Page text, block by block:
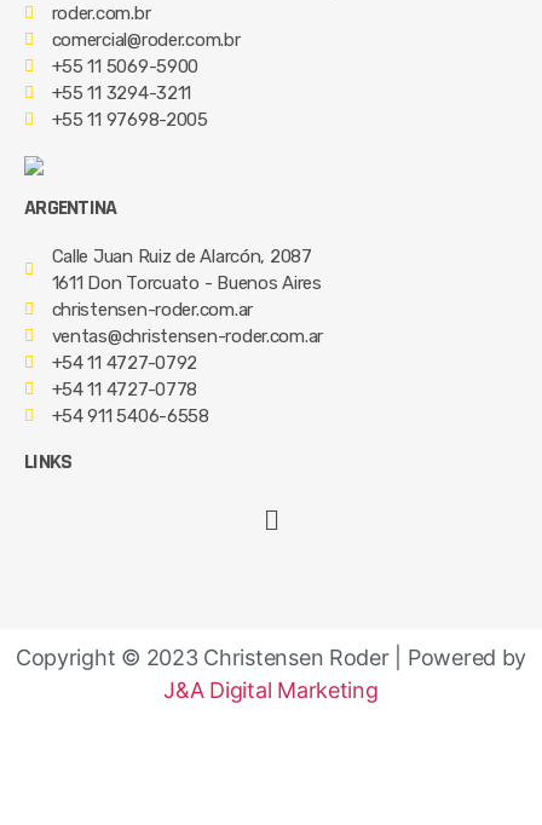
roder.com.br
comercial@roder.com.br
+55 11 5069-5900
+55 11 3294-3211
+55 11 97698-2005
ARGENTINA
Calle Juan Ruiz de Alarcón, 2087
1611 Don Torcuato - Buenos Aires
christensen-roder.com.ar
ventas@christensen-roder.com.ar
+54 11 4727-0792
+54 11 4727-0778
+54 911 5406-6558
LINKS
Copyright © 2023 Christensen Roder | Powered by
J&A Digital Marketing